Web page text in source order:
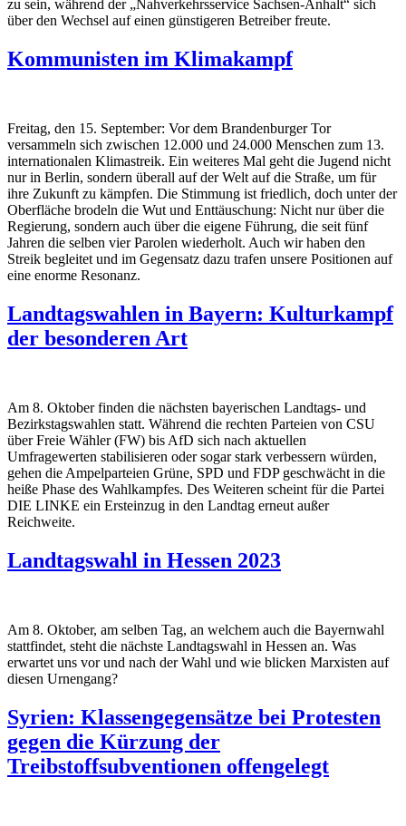
zu sein, während der „Nahverkehrsservice Sachsen-Anhalt“ sich
über den Wechsel auf einen günstigeren Betreiber freute.
Kommunisten im Klimakampf
Freitag, den 15. September: Vor dem Brandenburger Tor
versammeln sich zwischen 12.000 und 24.000 Menschen zum 13.
internationalen Klimastreik. Ein weiteres Mal geht die Jugend nicht
nur in Berlin, sondern überall auf der Welt auf die Straße, um für
ihre Zukunft zu kämpfen. Die Stimmung ist friedlich, doch unter der
Oberfläche brodeln die Wut und Enttäuschung: Nicht nur über die
Regierung, sondern auch über die eigene Führung, die seit fünf
Jahren die selben vier Parolen wiederholt. Auch wir haben den
Streik begleitet und im Gegensatz dazu trafen unsere Positionen auf
eine enorme Resonanz.
Landtagswahlen in Bayern: Kulturkampf
der besonderen Art
Am 8. Oktober finden die nächsten bayerischen Landtags- und
Bezirkstagswahlen statt. Während die rechten Parteien von CSU
über Freie Wähler (FW) bis AfD sich nach aktuellen
Umfragewerten stabilisieren oder sogar stark verbessern würden,
gehen die Ampelparteien Grüne, SPD und FDP geschwächt in die
heiße Phase des Wahlkampfes. Des Weiteren scheint für die Partei
DIE LINKE ein Ersteinzug in den Landtag erneut außer
Reichweite.
Landtagswahl in Hessen 2023
Am 8. Oktober, am selben Tag, an welchem auch die Bayernwahl
stattfindet, steht die nächste Landtagswahl in Hessen an. Was
erwartet uns vor und nach der Wahl und wie blicken Marxisten auf
diesen Urnengang?
Syrien: Klassengegensätze bei Protesten
gegen die Kürzung der
Treibstoffsubventionen offengelegt